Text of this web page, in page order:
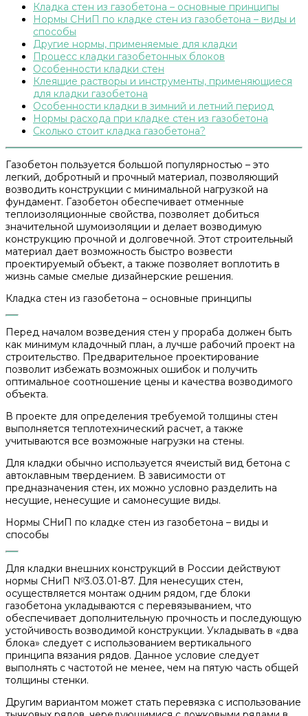
Кладка стен из газобетона – основные принципы
Нормы СНиП по кладке стен из газобетона – виды и
способы
Другие нормы, применяемые для кладки
Процесс кладки газобетонных блоков
Особенности кладки стен
Клеящие растворы и инструменты, применяющиеся
для кладки газобетона
Особенности кладки в зимний и летний период
Нормы расхода при кладке стен из газобетона
Сколько стоит кладка газобетона?
Газобетон пользуется большой популярностью – это
легкий, добротный и прочный материал, позволяющий
возводить конструкции с минимальной нагрузкой на
фундамент. Газобетон обеспечивает отменные
теплоизоляционные свойства, позволяет добиться
значительной шумоизоляции и делает возводимую
конструкцию прочной и долговечной. Этот строительный
материал дает возможность быстро возвести
проектируемый объект, а также позволяет воплотить в
жизнь самые смелые дизайнерские решения.
Кладка стен из газобетона – основные принципы
Перед началом возведения стен у прораба должен быть
как минимум кладочный план, а лучше рабочий проект на
строительство. Предварительное проектирование
позволит избежать возможных ошибок и получить
оптимальное соотношение цены и качества возводимого
объекта.
В проекте для определения требуемой толщины стен
выполняется теплотехнический расчет, а также
учитываются все возможные нагрузки на стены.
Для кладки обычно используется ячеистый вид бетона с
автоклавным твердением. В зависимости от
предназначения стен, их можно условно разделить на
несущие, ненесущие и самонесущие виды.
Нормы СНиП по кладке стен из газобетона – виды и
способы
Для кладки внешних конструкций в России действуют
нормы СНиП №3.03.01-87. Для ненесущих стен,
осуществляется монтаж одним рядом, где блоки
газобетона укладываются с перевязыванием, что
обеспечивает дополнительную прочность и последующую
устойчивость возводимой конструкции. Укладывать в «два
блока» следует с использованием вертикального
принципа вязания рядов. Данное условие следует
выполнять с частотой не менее, чем на пятую часть общей
толщины стенки.
Другим вариантом может стать перевязка с использование